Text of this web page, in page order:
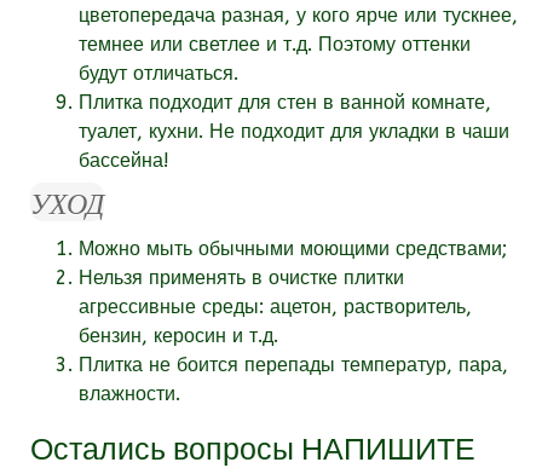
цветопередача разная, у кого ярче или тускнее,
темнее или светлее и т.д. Поэтому оттенки
будут отличаться.
Плитка подходит для стен в ванной комнате,
туалет, кухни. Не подходит для укладки в чаши
бассейна!
УХОД
Можно мыть обычными моющими средствами;
Нельзя применять в очистке плитки
агрессивные среды: ацетон, растворитель,
бензин, керосин и т.д.
Плитка не боится перепады температур, пара,
влажности.
Остались вопросы НАПИШИТЕ